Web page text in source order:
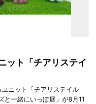
ット「チアリステイ
ニット「チアリステイル
と一緒にいっぽ展」が8月11